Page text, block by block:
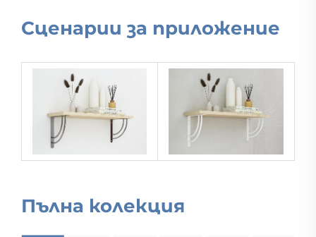
Сценарии за приложение
Пълна колекция